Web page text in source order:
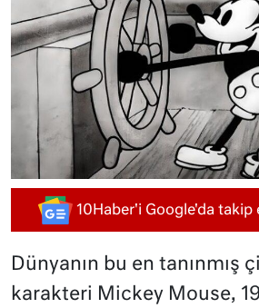
10Haber'i Google'da takip
Dünyanın bu en tanınmış
karakteri Mickey Mouse,